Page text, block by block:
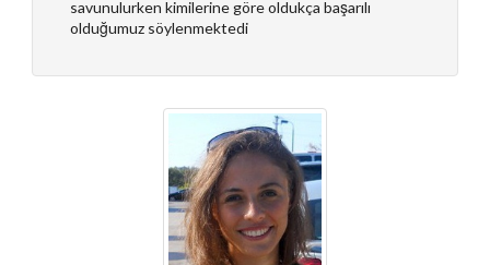
savunulurken kimilerine göre oldukça başarılı
olduğumuz söylenmektedi